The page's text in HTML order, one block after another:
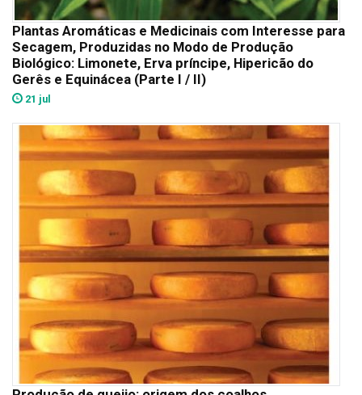
Plantas Aromáticas e Medicinais com Interesse para
Secagem, Produzidas no Modo de Produção
Biológico: Limonete, Erva príncipe, Hipericão do
Gerês e Equinácea (Parte I / II)
21 jul